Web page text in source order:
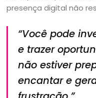
presença digital não
“Você pode
e trazer
não estiver
encantar e